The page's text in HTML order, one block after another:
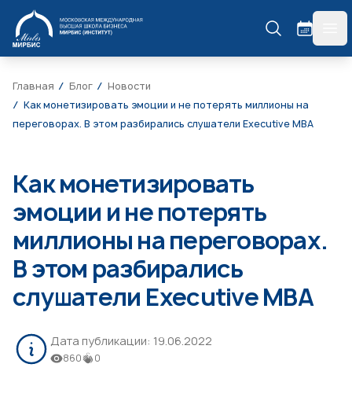
МИРБИС
Главная Блог
Новости
Как монетизировать эмоции и не потерять миллионы на
переговорах. В этом разбирались слушатели Executive MBA
Как монетизировать
эмоции и не потерять
миллионы на переговорах.
В этом разбирались
слушатели Executive MBA
Дата публикации: 19.06.2022
860 0